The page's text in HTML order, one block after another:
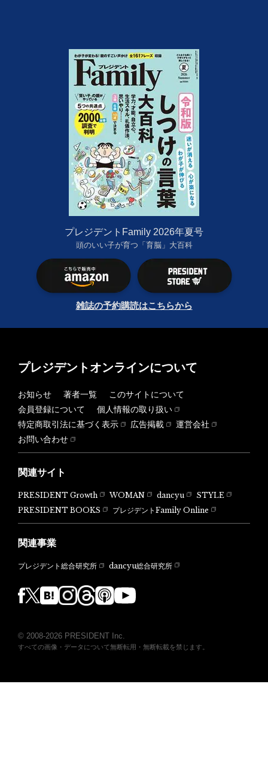
プレジデントFamily 2026年夏号
頭のいい子が育つ「育脳」大百科
雑誌の予約購読はこちらから
プレジデントオンラインについて
お知らせ 著者一覧
このサイトについて
会員登録について
個人情報の取り扱い
特定商取引法に基づく表示
広告掲載
運営会社
お問い合わせ
関連サイト
PRESIDENT Growth WOMAN dancyu
STYLE
PRESIDENT BOOKS
プレジデントFamily Online
関連事業
プレジデント総合研究所 dancyu総合研究所
© 2008-2026 PRESIDENT Inc.
すべての画像・データについて無断転用・無断転載を禁じます。